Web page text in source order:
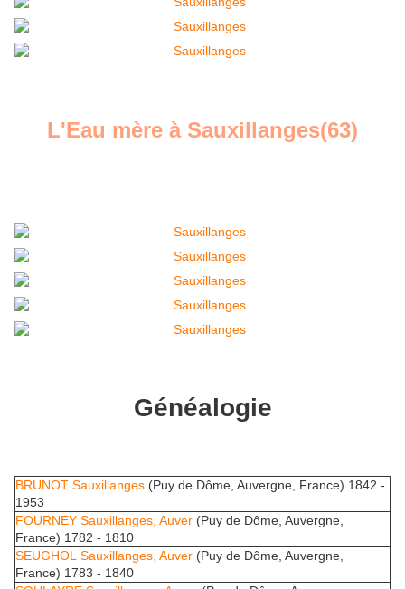
L'Eau mère à Sauxillanges(63)
Généalogie
BRUNOT Sauxillanges (Puy de Dôme, Auvergne, France) 1842 -
1953
FOURNEY Sauxillanges, Auver (Puy de Dôme, Auvergne,
France) 1782 - 1810
SEUGHOL Sauxillanges, Auver (Puy de Dôme, Auvergne,
France) 1783 - 1840